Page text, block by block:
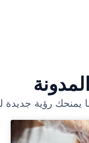
يمنحك رؤية